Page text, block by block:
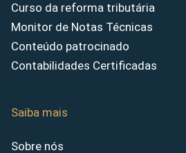
Curso da reforma tributária
Monitor de Notas Técnicas
Conteúdo patrocinado
Contabilidades Certificadas
Saiba mais
Sobre nós